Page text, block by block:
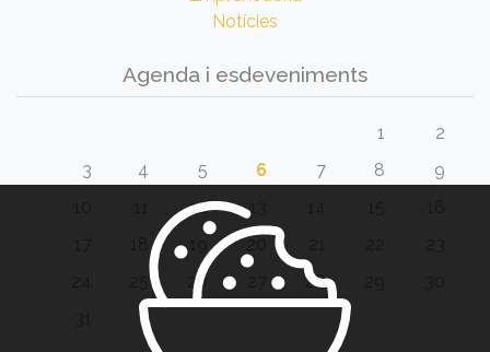
Notícies
Agenda i esdeveniments
1
2
3
4 5 6 7 8
9
12 13
20
26 28